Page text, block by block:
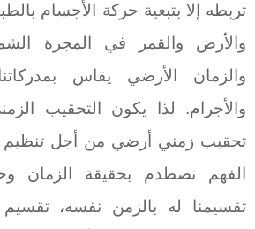
تربطه إلا بتبعية حركة الأجسام
والأرض والقمر في المجرة
والزمان الأرضي يقاس
والأجرام. لذا يكون التحقيب
تحقيب زمني أرضي من أجل تنظيم
الفهم نصطدم بحقيقة الزمان
تقسيمنا له بالزمن نفسه،